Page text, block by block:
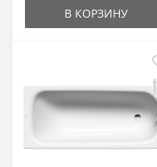
В КОРЗИНУ